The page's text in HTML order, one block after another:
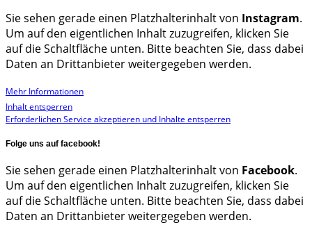
Sie sehen gerade einen Platzhalterinhalt von Instagram.
Um auf den eigentlichen Inhalt zuzugreifen, klicken Sie
auf die Schaltfläche unten. Bitte beachten Sie, dass dabei
Daten an Drittanbieter weitergegeben werden.
Mehr Informationen
Inhalt entsperren
Erforderlichen Service akzeptieren und Inhalte entsperren
Folge uns auf facebook!
Sie sehen gerade einen Platzhalterinhalt von Facebook.
Um auf den eigentlichen Inhalt zuzugreifen, klicken Sie
auf die Schaltfläche unten. Bitte beachten Sie, dass dabei
Daten an Drittanbieter weitergegeben werden.